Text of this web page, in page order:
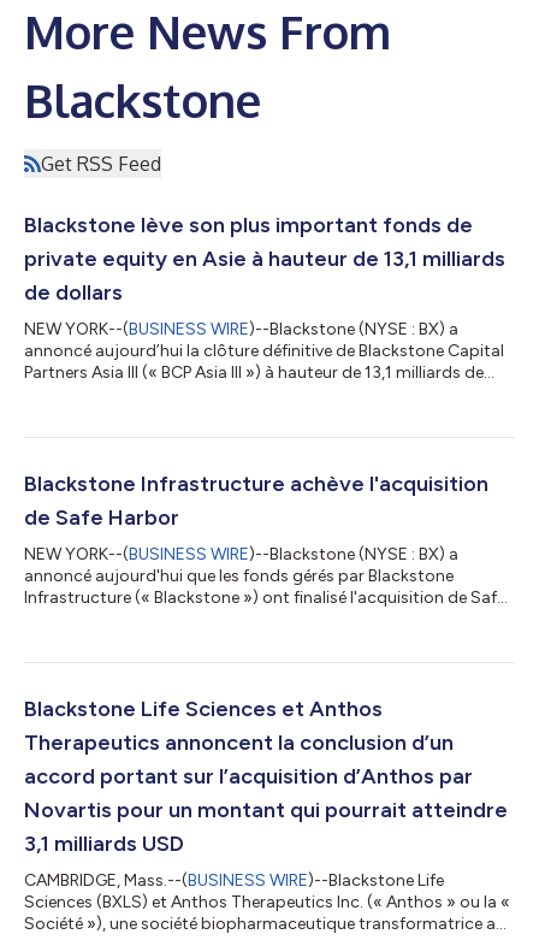
More News From
Blackstone
Get RSS Feed
Blackstone lève son plus important fonds de
private equity en Asie à hauteur de 13,1 milliards
de dollars
NEW YORK--(BUSINESS WIRE)--Blackstone (NYSE : BX) a
annoncé aujourd’hui la clôture définitive de Blackstone Capital
Partners Asia III (« BCP Asia III ») à hauteur de 13,1 milliards de
private equity dans la région. Le fonds sursouscrit a atteint son
des deux premières années de cette stratégie. Cette clôture re...
Blackstone Infrastructure achève l'acquisition
de Safe Harbor
NEW YORK--(BUSINESS WIRE)--Blackstone (NYSE : BX) a
annoncé aujourd'hui que les fonds gérés par Blackstone
Infrastructure (« Blackstone ») ont finalisé l'acquisition de Safe
de Sun Communities, Inc. (NYSE : SUI) pour un montant de 5,65
le secteur des infrastructures de Blackstone, a déclaré : « Nous
Blackstone Life Sciences et Anthos
Therapeutics annoncent la conclusion d’un
accord portant sur l’acquisition d’Anthos par
Novartis pour un montant qui pourrait atteindre
3,1 milliards USD
CAMBRIDGE, Mass.--(BUSINESS WIRE)--Blackstone Life
Sciences (BXLS) et Anthos Therapeutics Inc. (« Anthos » ou la «
Société »), une société biopharmaceutique transformatrice au